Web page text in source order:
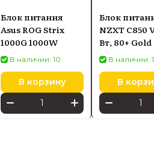
Блок питания
Asus ROG Strix
1000G 1000W
В наличии: 10
В корзину
Блок
NZXT C850
Вт, 80+ Gold
В наличии:
В